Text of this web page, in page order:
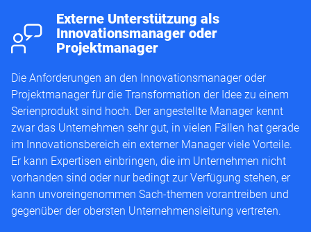
t
Externe Unterstützung als
Innovationsmanager oder
Projektmanager
Die Anforderungen an den Innovationsmanager oder
Projektmanager für die Transformation der Idee zu einem
Serienprodukt sind hoch. Der angestellte Manager kennt
zwar das Unternehmen sehr gut, in vielen Fällen hat gerade
im Innovationsbereich ein externer Manager viele Vorteile.
Er kann Expertisen einbringen, die im Unternehmen nicht
vorhanden sind oder nur bedingt zur Verfügung stehen, er
kann unvoreingenommen Sach-themen vorantreiben und
gegenüber der obersten Unternehmensleitung vertreten.